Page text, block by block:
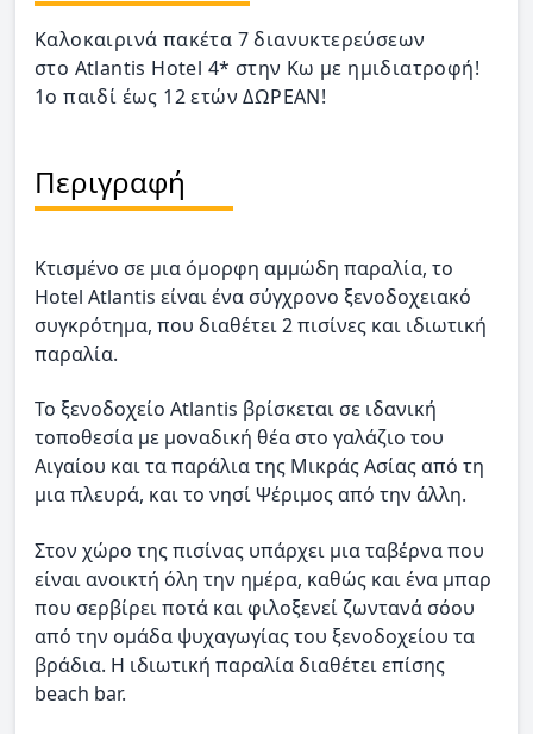
Καλοκαιρινά πακέτα 7 διανυκτερεύσεων
στο Atlantis Hotel 4* στην Κω με ημιδιατροφή!
1ο παιδί έως 12 ετών ΔΩΡΕΑΝ!
Περιγραφή
Κτισμένο σε μια όμορφη αμμώδη παραλία, το
Hotel Atlantis είναι ένα σύγχρονο ξενοδοχειακό
συγκρότημα, που διαθέτει 2 πισίνες και ιδιωτική
παραλία.
Το ξενοδοχείο Atlantis βρίσκεται σε ιδανική
τοποθεσία με μοναδική θέα στο γαλάζιο του
Αιγαίου και τα παράλια της Μικράς Ασίας από τη
μια πλευρά, και το νησί Ψέριμος από την άλλη.
Στον χώρο της πισίνας υπάρχει μια ταβέρνα που
είναι ανοικτή όλη την ημέρα, καθώς και ένα μπαρ
που σερβίρει ποτά και φιλοξενεί ζωντανά σόου
από την ομάδα ψυχαγωγίας του ξενοδοχείου τα
βράδια. Η ιδιωτική παραλία διαθέτει επίσης
beach bar.